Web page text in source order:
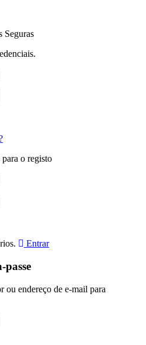
Seguras
para o registo
Entrar
passe
ou endereço de e-mail para